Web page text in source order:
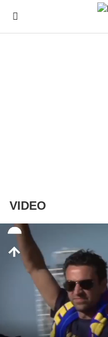
VIDEO